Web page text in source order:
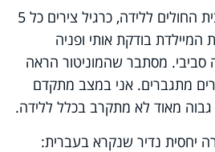
בהריון הרביעי הגענו לבית החולים ללידה, כרגיל צירים כל 5
המיילדת בודקת אותי ופניה
סביבי. מסתבר שהמוניטור הראה
מתגברים. אני במצב מתקדם
מאוד לא מתקרב בכלל ללידה.
יחסית נדיר שנקרא בעברית: